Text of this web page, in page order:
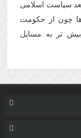
بعد سیاست اسلامى
چون از حكومت
بیش تر به مسایل